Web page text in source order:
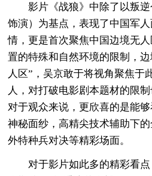
影片《战狼》中除了以叛
饰演）为基点，表现了中国军
情，更是首次聚焦中国边境无
置的特殊和自然环境的限制，
人区”，吴京敢于将视角聚焦于
人，对打破电影剧本题材的限
对于观众来说，更欣喜的是能
神秘面纱，高精尖技术辅助下
外特种兵对决等精彩场面。
对于影片如此多的精彩看